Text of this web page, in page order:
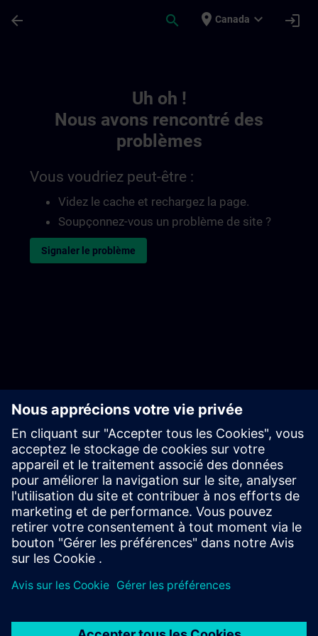
arrow_back search place Canada expand_more login
Uh oh !
Nous avons rencontré des
problèmes
Vous voudriez peut-être :
Videz le cache et rechargez la page.
Soupçonnez-vous un problème de site ?
Signaler le problème